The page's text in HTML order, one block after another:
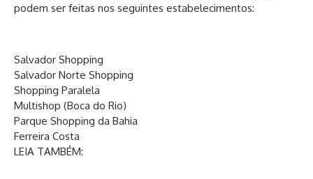
podem ser feitas nos seguintes estabelecimentos:
Salvador Shopping
Salvador Norte Shopping
Shopping Paralela
Multishop (Boca do Rio)
Parque Shopping da Bahia
Ferreira Costa
LEIA TAMBÉM: